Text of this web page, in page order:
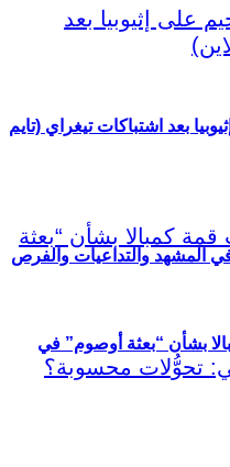
المشهد والتداعيات والفرص
بعد اشتباكات تيغراي (تايم
بشأن “بعثة أوصوم” في